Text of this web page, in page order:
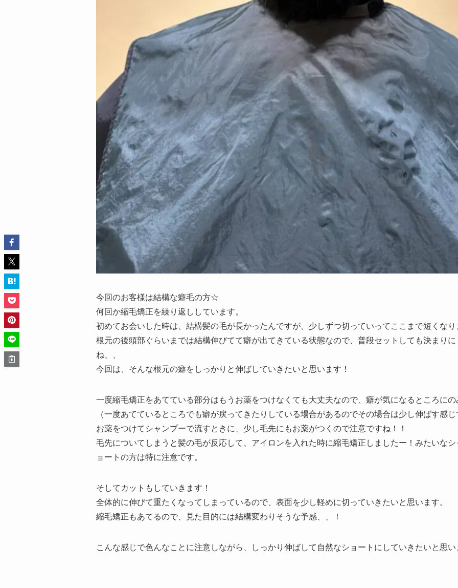
今回のお客様は結構な癖毛の方☆
何回か縮毛矯正を繰り返ししています。
初めてお会いした時は、結構髪の毛が長かったんですが、少しずつ切っていってここまで短くな
根元の後頭部ぐらいまでは結構伸びてて癖が出てきている状態なので、普段セットしても決まり
ね、、
今回は、そんな根元の癖をしっかりと伸ばしていきたいと思います！
一度縮毛矯正をあてている部分はもうお薬をつけなくても大丈夫なので、癖が気になるところに
（一度あてているところでも癖が戻ってきたりしている場合があるのでその場合は少し伸ばす感
お薬をつけてシャンプーで流すときに、少し毛先にもお薬がつくので注意ですね！！
毛先についてしまうと髪の毛が反応して、アイロンを入れた時に縮毛矯正しましたー！みたいな
ョートの方は特に注意です。
そしてカットもしていきます！
全体的に伸びて重たくなってしまっているので、表面を少し軽めに切っていきたいと思います。
縮毛矯正もあてるので、見た目的には結構変わりそうな予感、、！
こんな感じで色んなことに注意しながら、しっかり伸ばして自然なショートにしていきたいと思